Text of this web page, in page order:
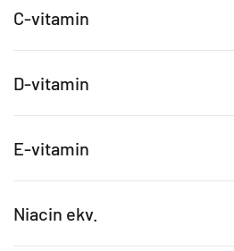
C-vitamin
D-vitamin
E-vitamin
Niacin ekv.